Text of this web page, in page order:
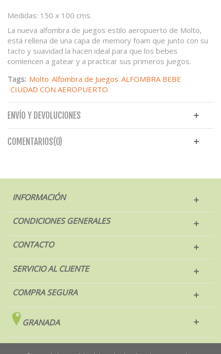
Medidas: 150 x 100 cms.
La nueva alfombra de juegos estilo aeropuerto de Molto,
está rellena de una capa de memory foam que junto con su
tacto y suavidad la hacen ideal para que los bebes
comiencen a gatear y a practicar sus primeros juegos.
Tags: Molto Alfombra de Juegos ALFOMBRA BEBE
CIUDAD CON AEROPUERTO
ENVÍO Y DEVOLUCIONES
COMENTARIOS(0)
INFORMACIÓN
CONDICIONES GENERALES
CONTACTO
SERVICIO AL CLIENTE
COMPRA SEGURA
GRANADA